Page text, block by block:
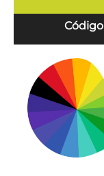
Código